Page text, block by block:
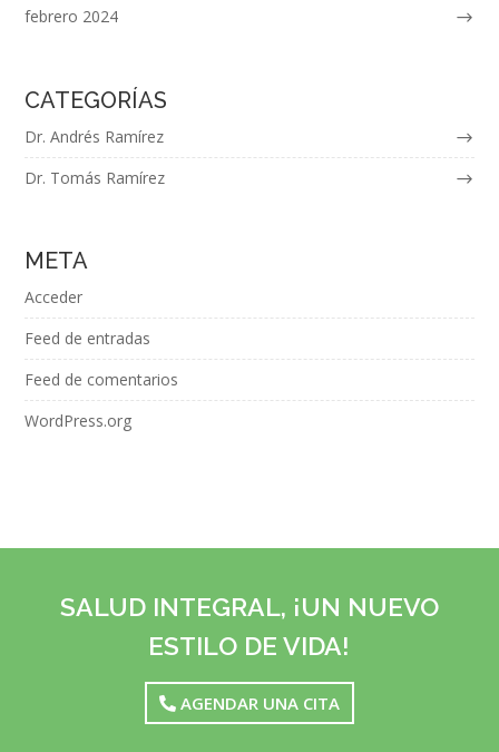
febrero 2024
CATEGORÍAS
Dr. Andrés Ramírez
Dr. Tomás Ramírez
META
Acceder
Feed de entradas
Feed de comentarios
WordPress.org
SALUD INTEGRAL, ¡UN NUEVO
ESTILO DE VIDA!
AGENDAR UNA CITA